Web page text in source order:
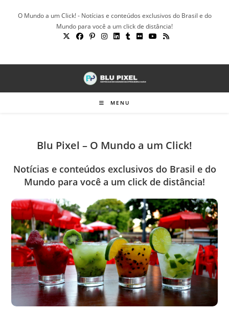
O Mundo a um Click! - Notícias e conteúdos exclusivos do Brasil e do
Mundo para você a um click de distância!
MENU
Blu Pixel – O Mundo a um Click!
Notícias e conteúdos exclusivos do Brasil e do
Mundo para você a um click de distância!